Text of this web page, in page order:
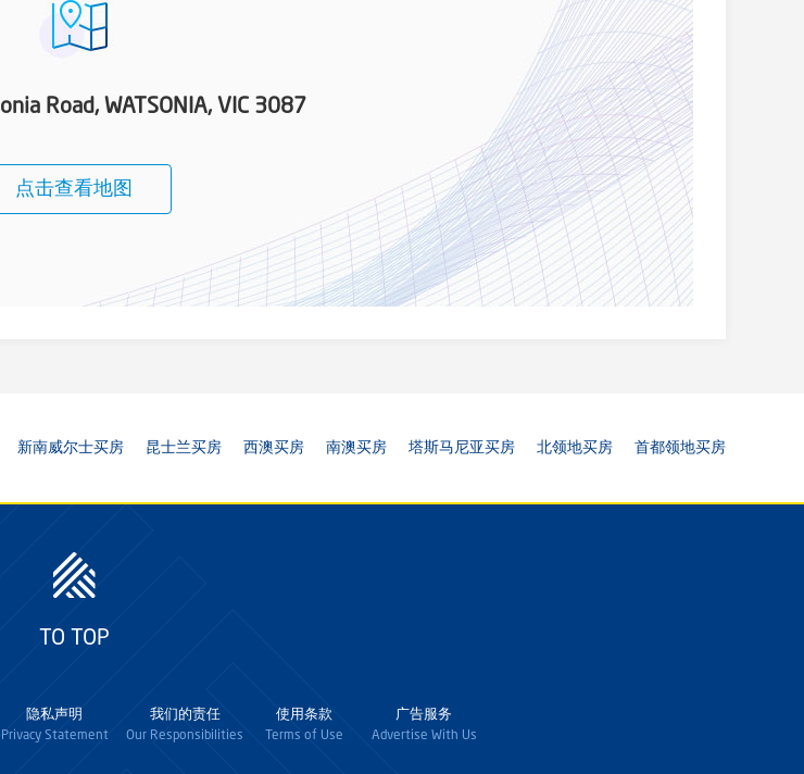
Road, WATSONIA, VIC 3087
点击查看地图
新南威尔士买房 昆士兰买房 西澳买房 南澳买房 塔斯马尼亚买房 北领地买房 首都领地买房
TO TOP
隐私声明
Privacy Statement
我们的责任
Our Responsibilities
使用条款
Terms of Use
广告服务
Advertise With Us